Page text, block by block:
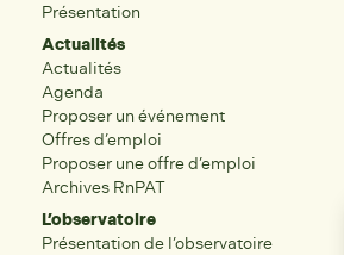
Présentation
Actualités
Actualités
Agenda
Proposer un événement
Offres d’emploi
Proposer une offre d’emploi
Archives RnPAT
L’observatoire
Présentation de l’observatoire